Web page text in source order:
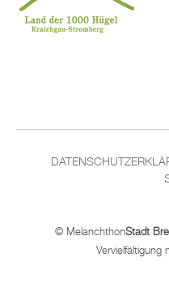
© MelanchthonStadt
Vervielfältigung